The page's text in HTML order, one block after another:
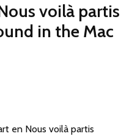
voilà partis
in the Mac
en Nous voilà partis